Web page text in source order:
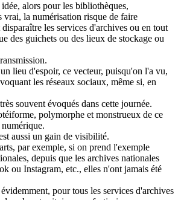
alors pour les bibliothèques,
vrai, la numérisation risque de faire
les services d'archives ou en tout
des guichets ou des lieux de stockage ou
lieu d'espoir, ce vecteur, puisqu'on l'a vu,
les réseaux sociaux, même si, en
souvent évoqués dans cette journée.
polymorphe et monstrueux de ce
aussi un gain de visibilité.
par exemple, si on prend l'exemple
depuis que les archives nationales
ou Instagram, etc., elles n'ont jamais été
pour tous les services d'archives